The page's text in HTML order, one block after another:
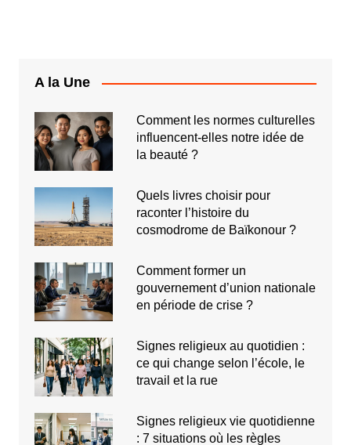
A la Une
Comment les normes culturelles
influencent-elles notre idée de
la beauté ?
Quels livres choisir pour
raconter l’histoire du
cosmodrome de Baïkonour ?
Comment former un
gouvernement d’union nationale
en période de crise ?
Signes religieux au quotidien :
ce qui change selon l’école, le
travail et la rue
Signes religieux vie quotidienne
: 7 situations où les règles